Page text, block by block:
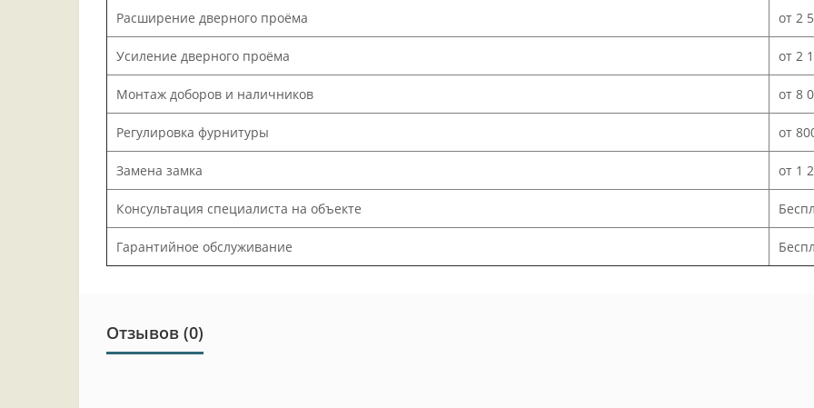
Расширение дверного проёма от 2
Усиление дверного проёма от 2
Монтаж доборов и наличников от 8
Регулировка фурнитуры от
Замена замка от 1
Консультация специалиста на объекте
Гарантийное обслуживание
Отзывов (0)